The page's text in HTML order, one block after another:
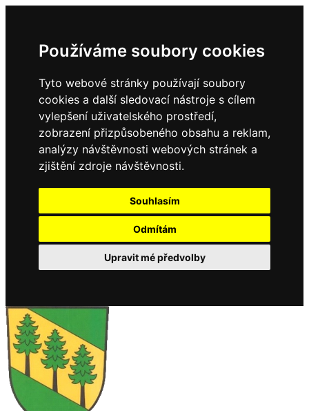
Používáme soubory cookies
Tyto webové stránky používají soubory
cookies a další sledovací nástroje s cílem
vylepšení uživatelského prostředí,
zobrazení přizpůsobeného obsahu a reklam,
analýzy návštěvnosti webových stránek a
zjištění zdroje návštěvnosti.
Souhlasím
Odmítám
Upravit mé předvolby